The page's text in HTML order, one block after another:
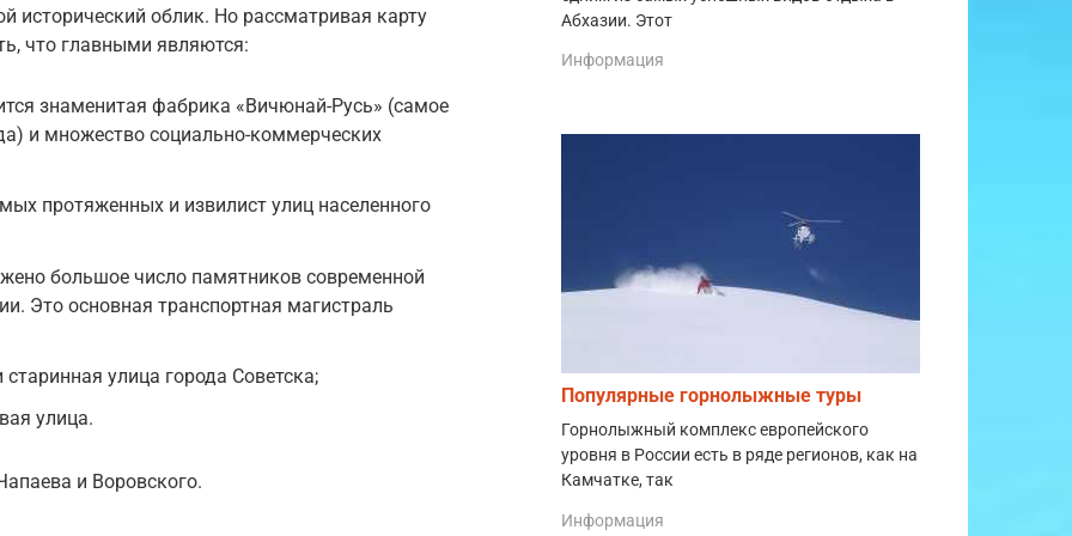
исторический облик. Но рассматривая карту
что главными являются:
знаменитая фабрика «Вичюнай-Русь» (самое
и множество социально-коммерческих
протяженных и извилист улиц населенного
большое число памятников современной
Это основная транспортная магистраль
улица города Советска;
улица.
и Воровского.
Абхазии. Этот
Информация
Популярные горнолыжные туры
Горнолыжный комплекс европейского
уровня в России есть в ряде регионов, как на
Камчатке, так
Информация